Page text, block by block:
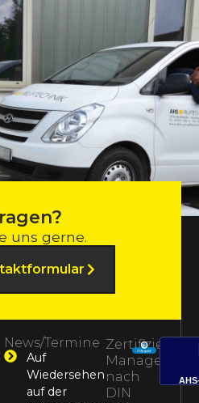
uns gerne.
News/Termine
Auf
Wiedersehen
auf der
Zertifiziertes
nach
DIN